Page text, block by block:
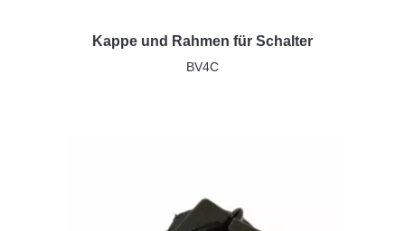
Kappe und Rahmen für Schalter
BV4C